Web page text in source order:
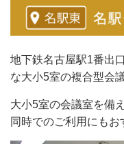
地下鉄名古屋駅1番出
な大小5室の複合型会議
大小5室の会議室を備
同時でのご利用にもお